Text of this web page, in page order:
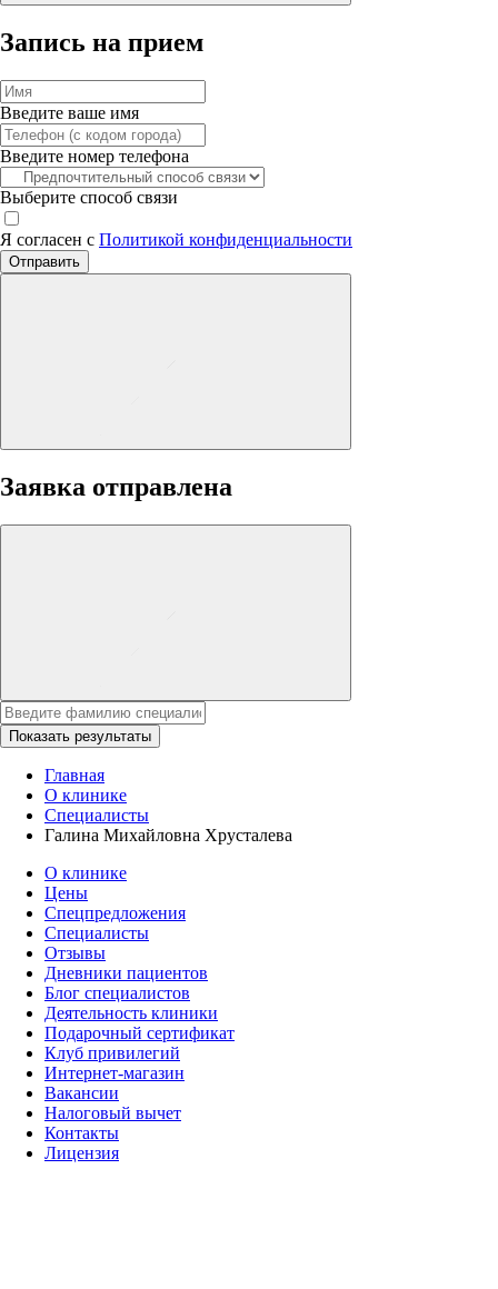
Запись на прием
Введите ваше имя
Введите номер телефона
Выберите способ связи
Я согласен с Политикой конфиденциальности
Отправить
Заявка отправлена
Показать результаты
Главная
О клинике
Специалисты
Галина Михайловна Хрусталева
О клинике
Цены
Cпецпредложения
Специалисты
Отзывы
Дневники пациентов
Блог специалистов
Деятельность клиники
Подарочный сертификат
Клуб привилегий
Интернет-магазин
Вакансии
Налоговый вычет
Контакты
Лицензия